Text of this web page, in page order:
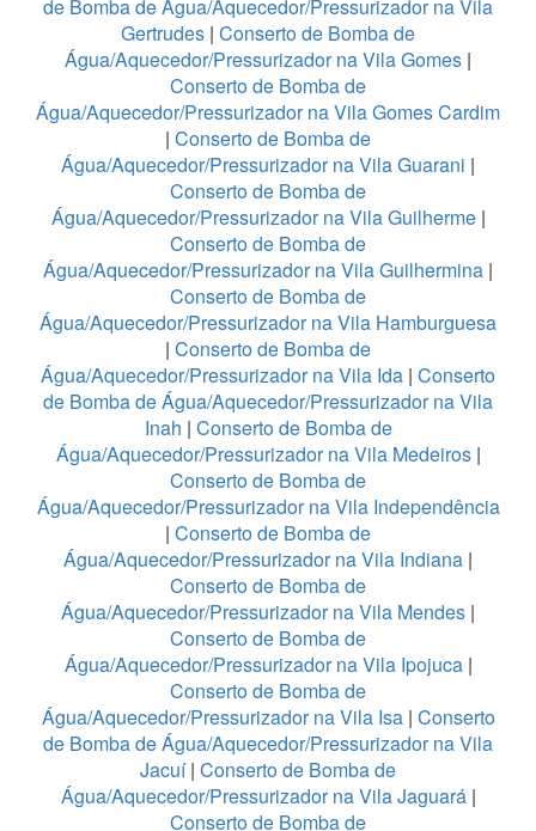
de Bomba de Água/Aquecedor/Pressurizador na Vila
Gertrudes | Conserto de Bomba de
Água/Aquecedor/Pressurizador na Vila Gomes |
Conserto de Bomba de
Água/Aquecedor/Pressurizador na Vila Gomes Cardim
| Conserto de Bomba de
Água/Aquecedor/Pressurizador na Vila Guarani |
Conserto de Bomba de
Água/Aquecedor/Pressurizador na Vila Guilherme|
Conserto de Bomba de
Água/Aquecedor/Pressurizador na Vila Guilhermina |
Conserto de Bomba de
Água/Aquecedor/Pressurizador na Vila Hamburguesa
| Conserto de Bomba de
Água/Aquecedor/Pressurizador na Vila Ida | Conserto
de Bomba de Água/Aquecedor/Pressurizador na Vila
Inah | Conserto de Bomba de
Água/Aquecedor/Pressurizador na Vila Medeiros|
Conserto de Bomba de
Água/Aquecedor/Pressurizador na Vila Independência
| Conserto de Bomba de
Água/Aquecedor/Pressurizador na Vila Indiana |
Conserto de Bomba de
Água/Aquecedor/Pressurizador na Vila Mendes |
Conserto de Bomba de
Água/Aquecedor/Pressurizador na Vila Ipojuca|
Conserto de Bomba de
Água/Aquecedor/Pressurizador na Vila Isa| Conserto
de Bomba de Água/Aquecedor/Pressurizador na Vila
Jacuí| Conserto de Bomba de
Água/Aquecedor/Pressurizador na Vila Jaguará|
Conserto de Bomba de